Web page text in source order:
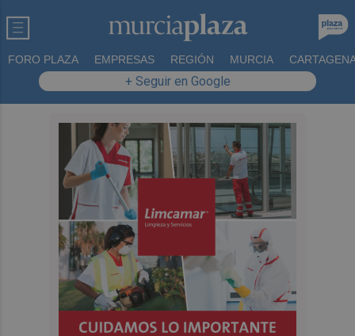
FORO PLAZA EMPRESAS REGIÓN MURCIA
+ Seguir en Google